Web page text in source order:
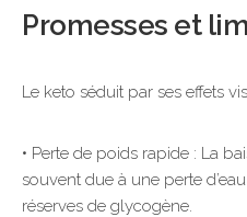
Promesses et
Le keto séduit par ses effets
• Perte de poids rapide : La
souvent due à une perte
réserves de glycogène.